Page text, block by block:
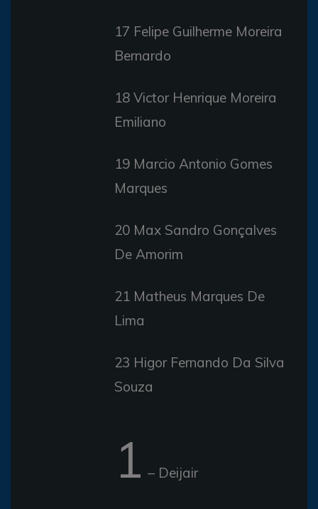
17 Felipe Guilherme Moreira
Bernardo
18 Victor Henrique Moreira
Emiliano
19 Marcio Antonio Gomes
Marques
20 Max Sandro Gonçalves
De Amorim
21 Matheus Marques De
Lima
23 Higor Fernando Da Silva
Souza
1 – Deijair